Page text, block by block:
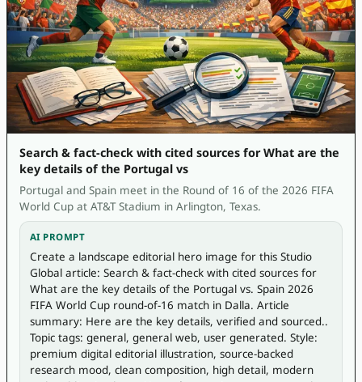
Search & fact-check with cited sources for What are the
key details of the Portugal vs
Portugal and Spain meet in the Round of 16 of the 2026 FIFA
World Cup at AT&T Stadium in Arlington, Texas.
AI PROMPT
Create a landscape editorial hero image for this Studio
Global article: Search & fact-check with cited sources for
What are the key details of the Portugal vs. Spain 2026
FIFA World Cup round-of-16 match in Dalla. Article
summary: Here are the key details, verified and sourced..
Topic tags: general, general web, user generated. Style:
premium digital editorial illustration, source-backed
research mood, clean composition, high detail, modern